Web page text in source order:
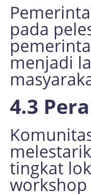
pada
menjadi
4.3
tingkat